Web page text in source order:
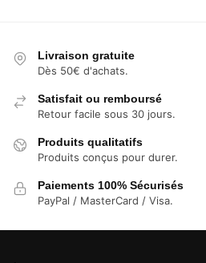
Livraison gratuite
Dès 50€ d'achats.
Satisfait ou remboursé
Retour facile sous 30 jours.
Produits qualitatifs
Produits conçus pour durer.
Paiements 100% Sécurisés
PayPal / MasterCard / Visa.